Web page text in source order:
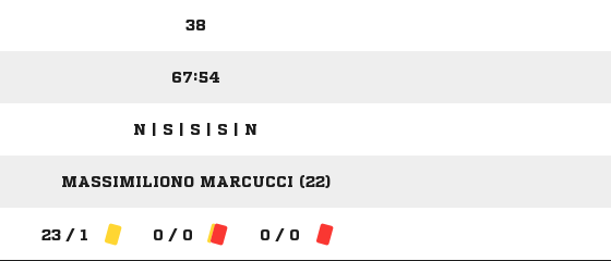
38
67:54
N | S | S | S | N
MASSIMILIONO MARCUCCI (22)
23 / 1 0 / 0 0 / 0